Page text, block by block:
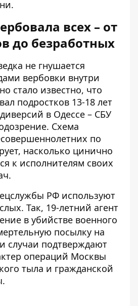
всех – от
до безработных
не гнушается
вербовки внутри
стало известно, что
подростков 13-18 лет
в Одессе – СБУ
Схема
по
насколько цинично
к исполнителям своих
РФ используют
Так, 19-летний агент
в убийстве военного
посылку на
случаи подтверждают
операций Москвы
тыла и гражданской